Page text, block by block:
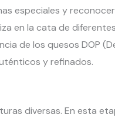
especiales y
en la cata de
de los quesos DOP
y refinados.
diversas. En esta